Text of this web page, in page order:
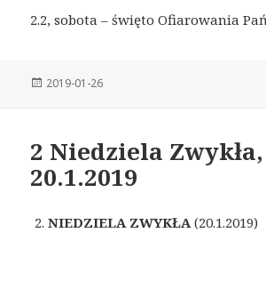
2.2, sobota – święto Ofiarowania
Posted
2019-01-26
2 Niedziela Zwykła,
20.1.2019
NIEDZIELA ZWYKŁA(20.1.2019)